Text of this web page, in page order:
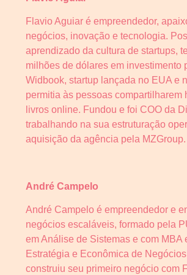
Flavio Aguiar é empreendedor,
negócios, inovação e tecnologia.
aprendizado da cultura de startups,
milhões de dólares em investimento
Widbook, startup lançada no EUA e
permitia às pessoas compartilharem
livros online. Fundou e foi COO da
trabalhando na sua estruturação
aquisição da agência pela MZGroup.
André Campelo
André Campelo é empreendedor e
negócios escaláveis, formado pela
em Análise de Sistemas e com MBA
Estratégia e Econômica de
construiu seu primeiro negócio com